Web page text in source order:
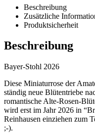
Beschreibung
Zusätzliche
Produktsicherheit
Beschreibung
Bayer-Stohl 2026
Diese Miniaturrose der
ständig neue Blütentriebe
romantische Alte-Rosen-
wird erst im Jahr 2026 in
Reinhausen einziehen zum
;-).